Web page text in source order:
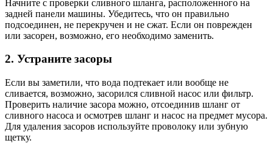
Начните с проверки сливного шланга, расположенного на
задней панели машины. Убедитесь, что он правильно
подсоединен, не перекручен и не сжат. Если он поврежден
или засорен, возможно, его необходимо заменить.
2. Устраните засоры
Если вы заметили, что вода подтекает или вообще не
сливается, возможно, засорился сливной насос или фильтр.
Проверить наличие засора можно, отсоединив шланг от
сливного насоса и осмотрев шланг и насос на предмет мусора.
Для удаления засоров используйте проволоку или зубную
щетку.